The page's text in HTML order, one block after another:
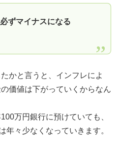
ずマイナスになる
かと言うと、インフレによ
価値は下がっていくからなん
万円銀行に預けていても、
年々少なくなっていきます。